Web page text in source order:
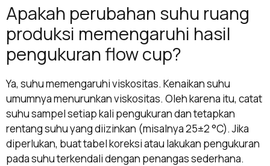
Apakah perubahan suhu ruang
produksi memengaruhi hasil
pengukuran flow cup?
Ya, suhu memengaruhi viskositas. Kenaikan suhu
umumnya menurunkan viskositas. Oleh karena itu, catat
suhu sampel setiap kali pengukuran dan tetapkan
rentang suhu yang diizinkan (misalnya 25±2 °C). Jika
diperlukan, buat tabel koreksi atau lakukan pengukuran
pada suhu terkendali dengan penangas sederhana.